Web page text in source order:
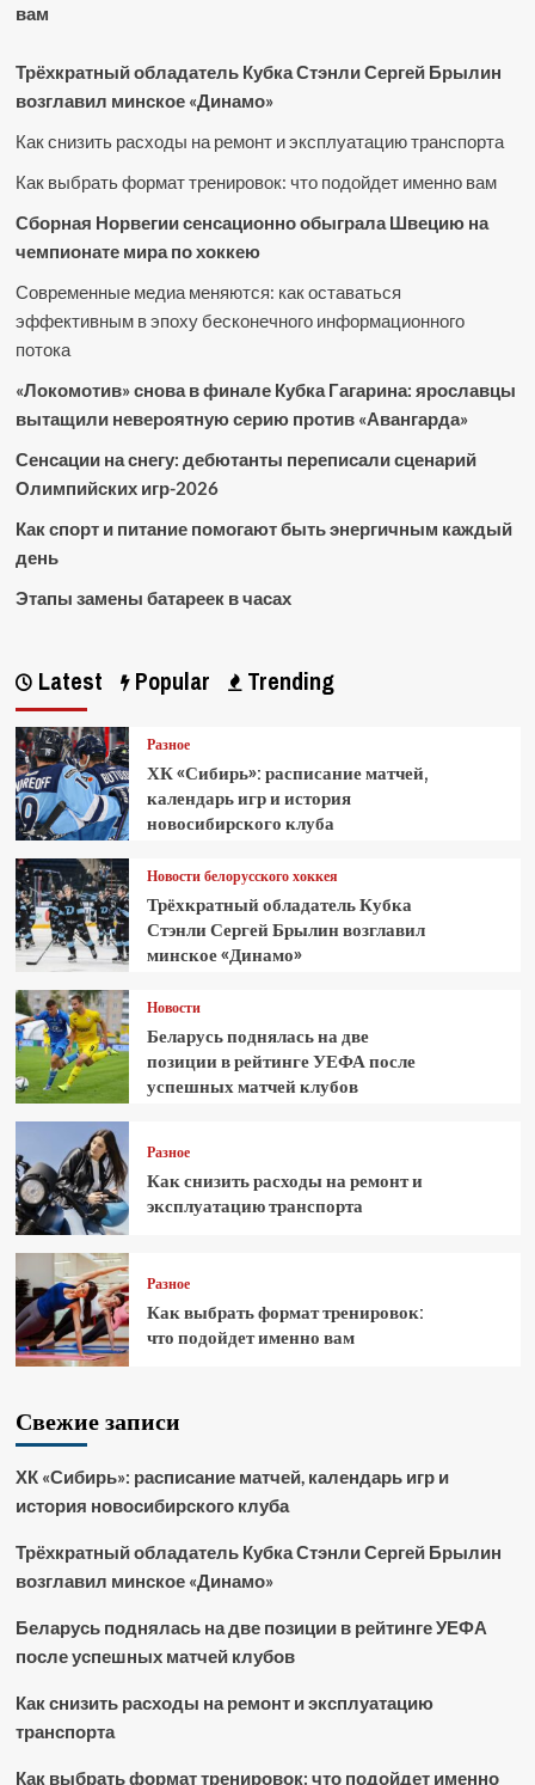
вам
Трёхкратный обладатель Кубка Стэнли Сергей Брылин
возглавил минское «Динамо»
Как снизить расходы на ремонт и эксплуатацию транспорта
Как выбрать формат тренировок: что подойдет именно вам
Сборная Норвегии сенсационно обыграла Швецию на
чемпионате мира по хоккею
Современные медиа меняются: как оставаться
эффективным в эпоху бесконечного информационного
потока
«Локомотив» снова в финале Кубка Гагарина: ярославцы
вытащили невероятную серию против «Авангарда»
Сенсации на снегу: дебютанты переписали сценарий
Олимпийских игр-2026
Как спорт и питание помогают быть энергичным каждый
день
Этапы замены батареек в часах
Latest Popular Trending
Разное
ХК «Сибирь»: расписание матчей,
календарь игр и история
новосибирского клуба
Новости белорусского хоккея
Трёхкратный обладатель Кубка
Стэнли Сергей Брылин возглавил
минское «Динамо»
Новости
Беларусь поднялась на две
позиции в рейтинге УЕФА после
успешных матчей клубов
Разное
Как снизить расходы на ремонт и
эксплуатацию транспорта
Разное
Как выбрать формат тренировок:
что подойдет именно вам
Свежие записи
ХК «Сибирь»: расписание матчей, календарь игр и
история новосибирского клуба
Трёхкратный обладатель Кубка Стэнли Сергей Брылин
возглавил минское «Динамо»
Беларусь поднялась на две позиции в рейтинге УЕФА
после успешных матчей клубов
Как снизить расходы на ремонт и эксплуатацию
транспорта
Как выбрать формат тренировок: что подойдет именно